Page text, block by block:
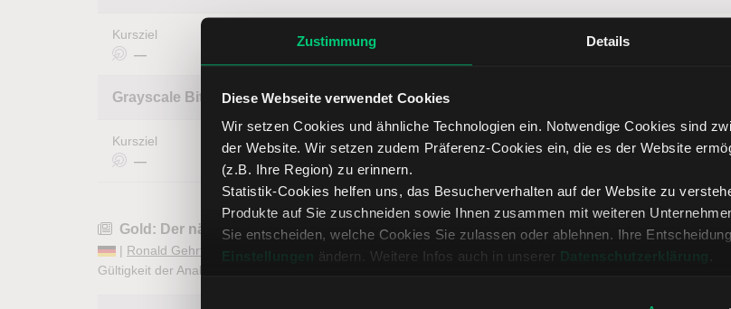
Zustimmung Details
Diese Webseite verwendet Cookies
Wir setzen Cookies und ähnliche Technologien ein. Notwendige Cookies sind
der Website. Wir setzen zudem Präferenz-Cookies ein, die es der Website
(z.B. Ihre Region) zu erinnern.
Statistik-Cookies helfen uns, das Besucherverhalten auf der Website zu
Produkte auf Sie zuschneiden sowie Ihnen zusammen mit weiteren
Sie entscheiden, welche Cookies Sie zulassen oder ablehnen. Ihre
Einstellungen
ändern. Weitere Infos auch in unserer Datenschutzerklärung
Kursziel
—
Grayscale Bitcoin Trust
Kursziel
—
Erwartung
Gold: Der nächste Impuls könnte bevorstehen
| Ronald Gehrt | 12.05.2026 |
Rohstoffanalysen
Gültigkeit der Analyse: